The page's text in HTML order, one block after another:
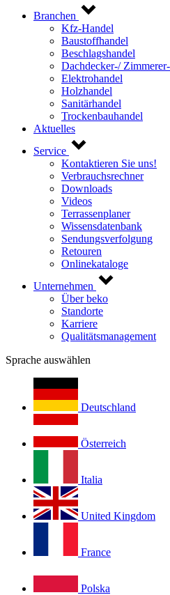
Branchen
Kfz-Handel
Baustoffhandel
Beschlagshandel
Dachdecker-/
Elektrohandel
Holzhandel
Sanitärhandel
Trockenbauhandel
Aktuelles
Service
Kontaktieren Sie uns!
Verbrauchsrechner
Downloads
Videos
Terrassenplaner
Wissensdatenbank
Sendungsverfolgung
Retouren
Onlinekataloge
Unternehmen
Über beko
Standorte
Karriere
Qualitätsmanagement
Sprache auswählen
Deutschland
Österreich
Italia
United Kingdom
France
Polska